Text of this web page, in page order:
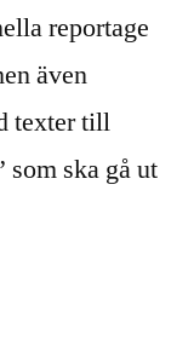
reportage
även
texter till
som ska gå ut